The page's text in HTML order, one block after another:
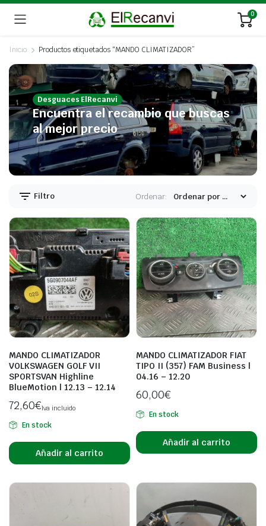
0
Inicio Productos etiquetados “MANDO CLIMATIZADOR”
Desguaces ElRecanvi
Encuentra el recambio que buscas
al mejor precio
Filtro Ordenar:
MANDO CLIMATIZADOR
VOLKSWAGEN GOLF VII
SPORTSVAN Highline
BlueMotion | 12.13 – 12.14
72,60€Iva incluido
En stock
Añadir al carrito
MANDO CLIMATIZADOR FIAT
TIPO II (357) FAM Business |
04.16 – 12.20
60,00€
En stock
Añadir al carrito